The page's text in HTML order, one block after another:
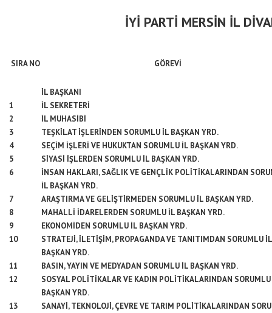
İYİ PARTİ MERSİN İL
SIRA NO GÖREVİ
İL BAŞKANI
1
İL SEKRETERİ
2
İL MUHASİBİ
3
TEŞKİLAT İŞLERİNDEN SORUMLU İL BAŞKAN YRD.
4
SEÇİM İŞLERİ VE HUKUKTAN SORUMLU İL BAŞKAN YRD.
5
SİYASİ İŞLERDEN SORUMLU İL BAŞKAN YRD.
6
İNSAN HAKLARI, SAĞLIK VE GENÇLİK POLİTİKALARINDAN
İL BAŞKAN YRD.
7
ARAŞTIRMA VE GELİŞTİRMEDEN SORUMLU İL BAŞKAN YRD.
8
MAHALLİ İDARELERDEN SORUMLU İL BAŞKAN YRD.
9
EKONOMİDEN SORUMLU İL BAŞKAN YRD.
10
STRATEJİ, İLETİŞİM, PROPAGANDA VE TANITIMDAN SORUMLU İL
BAŞKAN YRD.
11
BASIN, YAYIN VE MEDYADAN SORUMLU İL BAŞKAN YRD.
12
SOSYAL POLİTİKALAR VE KADIN POLİTİKALARINDAN
BAŞKAN YRD.
13
SANAYİ, TEKNOLOJİ, ÇEVRE VE TARIM POLİTİKALARINDAN